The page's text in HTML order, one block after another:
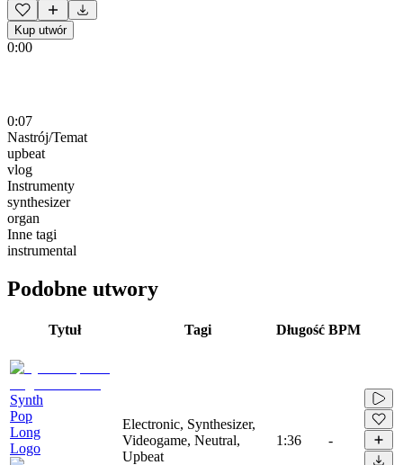
Kup utwór
0:00
0:07
Nastrój/Temat
upbeat
vlog
Instrumenty
synthesizer
organ
Inne tagi
instrumental
Podobne utwory
Tytuł Tagi Długość BPM
Synth
Pop
Long
Logo
Electronic, Synthesizer,
Videogame, Neutral,
Upbeat
1:36 -